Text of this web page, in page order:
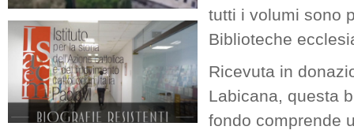
tutti i volumi sono
Biblioteche
Ricevuta in
Labicana, questa
fondo comprende